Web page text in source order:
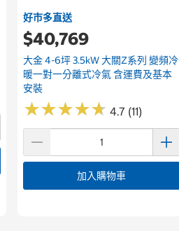
好市多直送
$40,769
大金 4-6坪 3.5kW 大關Z系列 變頻冷
暖一對一分離式冷氣 含運費及基本
安裝
★★★★★
★★★★★ 4.7 (11)
加入購物車